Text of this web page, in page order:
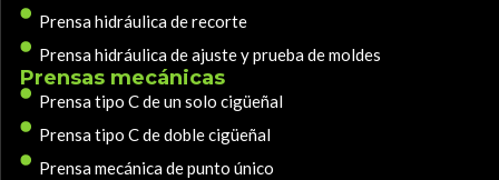
Prensa hidráulica de recorte
Prensa hidráulica de ajuste y prueba de moldes
Prensas mecánicas
Prensa tipo C de un solo cigüeñal
Prensa tipo C de doble cigüeñal
Prensa mecánica de punto único